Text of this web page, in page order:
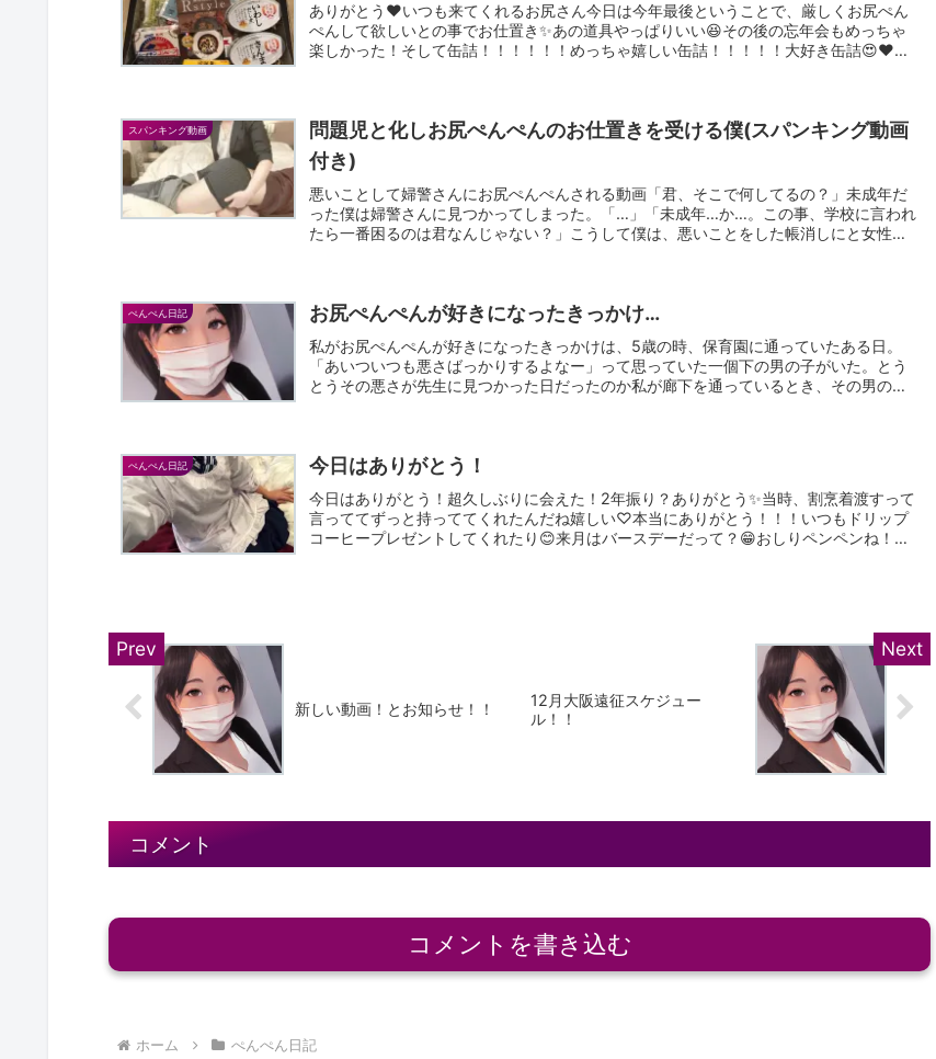
ありがとう♥いつも来てくれるお尻さん今日は今年最後ということで、厳しくお尻ぺん
ぺんして欲しいとの事でお仕置き✨あの道具やっぱりいい😆その後の忘年会もめっちゃ
楽しかった！そして缶詰！！！！！！めっちゃ嬉しい缶詰！！！！！大好き缶詰😍❤️本
スパンキング動画
問題児と化しお尻ぺんぺんのお仕置きを受ける僕(スパンキング動画
付き)
悪いことして婦警さんにお尻ぺんぺんされる動画「君、そこで何してるの？」未成年だ
った僕は婦警さんに見つかってしまった。「…」「未成年…か…。この事、学校に言われ
たら一番困るのは君なんじゃない？」こうして僕は、悪いことをした帳消しにと女性の
ぺんぺん日記 お尻ぺんぺんが好きになったきっかけ…
私がお尻ぺんぺんが好きになったきっかけは、5歳の時、保育園に通っていたある日。
「あいついつも悪さばっかりするよなー」って思っていた一個下の男の子がいた。とう
とうその悪さが先生に見つかった日だったのか私が廊下を通っているとき、その男の子
ぺんぺん日記 今日はありがとう！
今日はありがとう！超久しぶりに会えた！2年振り？ありがとう✨当時、割烹着渡すって
言っててずっと持っててくれたんだね嬉しい♡本当にありがとう！！！いつもドリップ
コーヒープレゼントしてくれたり😊来月はバースデーだって？😁おしりペンペンね！本
新しい動画！とお知らせ！！
12月大阪遠征スケジュー
ル！！
コメント
コメントを書き込む
ホーム ぺんぺん日記